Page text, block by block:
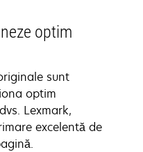
optim
sunt
optim
Lexmark,
excelentă de